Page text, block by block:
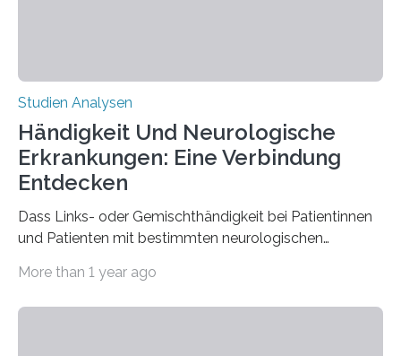
Studien Analysen
Händigkeit Und Neurologische
Erkrankungen: Eine Verbindung
Entdecken
Dass Links- oder Gemischthändigkeit bei Patientinnen
und Patienten mit bestimmten neurologischen
auffällig häufig vorkommt, ist eine oft berichtete
More than 1 year ago